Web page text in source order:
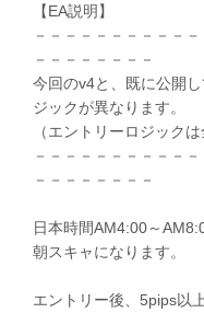
【EA説明】
－－－－－－－－－－
－－－－－－－－
今回のv4と、既に公開
ジックが異なります。
（エントリーロジックは
－－－－－－－－－－
－－－－－－－－
日本時間AM4:00～
朝スキャになります。
エントリー後、5pips以